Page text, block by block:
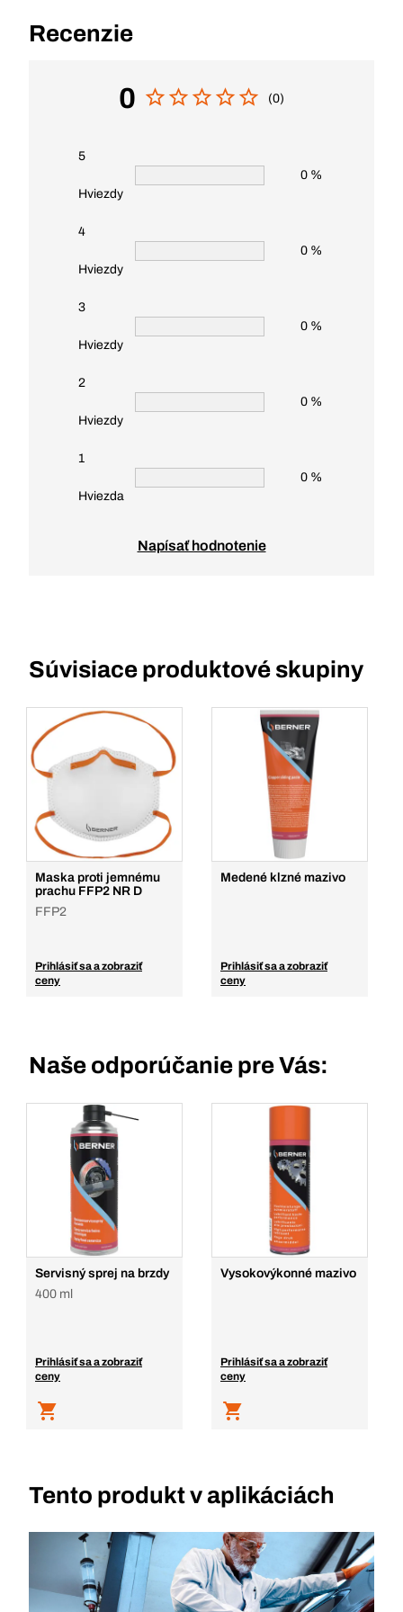
Recenzie
0 (0)
5
Hviezdy
0 %
4
Hviezdy
0 %
3
Hviezdy
0 %
2
Hviezdy
0 %
1
Hviezda
0 %
Napísať hodnotenie
Súvisiace produktové skupiny
Maska proti jemnému
prachu FFP2 NR D
FFP2
Prihlásiť sa a zobraziť
ceny
Medené klzné mazivo
Prihlásiť sa a zobraziť
ceny
Naše odporúčanie pre Vás:
Servisný sprej na brzdy
400 ml
Prihlásiť sa a zobraziť
ceny
Vysokovýkonné mazivo
Prihlásiť sa a zobraziť
ceny
Tento produkt v aplikáciách